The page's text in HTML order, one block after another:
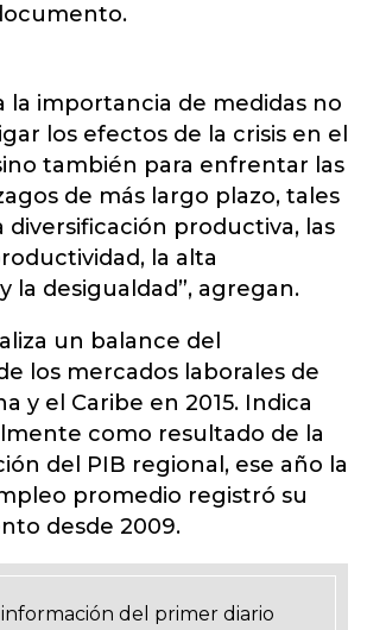
la importancia de medidas no
los efectos de la crisis en el
también para enfrentar las
de más largo plazo, tales
diversificación productiva, las
la alta
la desigualdad”, agregan.
un balance del
los mercados laborales de
y el Caribe en 2015. Indica
como resultado de la
del PIB regional, ese año la
promedio registró su
desde 2009.
información del primer diario